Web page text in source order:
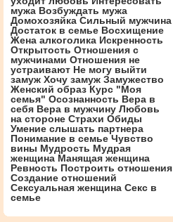
мужа Возбуждать мужа
Домохозяйка Сильный мужчина
Достаток в семье Восхищение
Жена алкоголика Искренность
Открытость Отношения с
мужчинами Отношения не
устраивают Не могу выйти
замуж Хочу замуж Замужество
Женский образ Курс "Моя
семья" Осознанность Вера в
себя Вера в мужчину Любовь
на стороне Страхи Обиды
Умение слышать партнера
Понимание в семье Чувство
вины Мудрость Мудрая
женщина Манящая женщина
Ревность Построить отношения
Создание отношений
Сексуальная женщина Секс в
семье